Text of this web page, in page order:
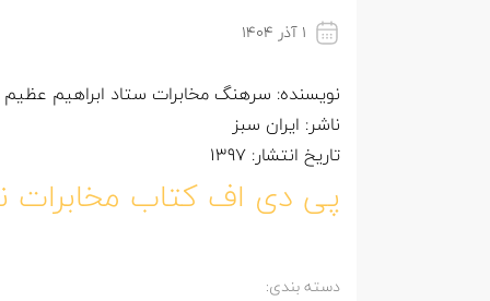
۱ آذر ۱۴۰۴
نویسنده: سرهنگ مخابرات ستاد ابراهیم عظیم
ناشر: ایران سبز
تاریخ انتشار: 1397
پی دی اف کتاب مخابرات
دسته بندی: